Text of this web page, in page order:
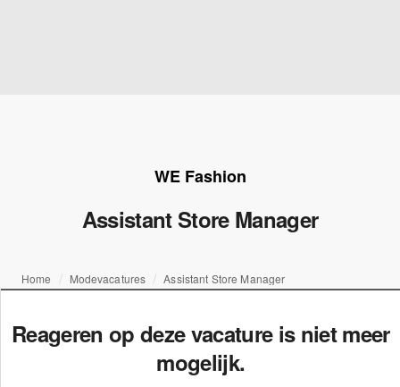
WE Fashion
Assistant Store Manager
Home Modevacatures Assistant Store Manager
Reageren op deze vacature is niet meer
mogelijk.